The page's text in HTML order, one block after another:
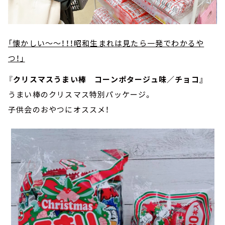
「懐かしい～～！！！昭和生まれは見たら一発でわかるや
つ！」
『クリスマスうまい棒 コーンポタージュ味／チョコ』
うまい棒のクリスマス特別パッケージ。
子供会のおやつにオススメ！